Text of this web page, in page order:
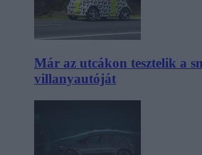
Már az utcákon tesztelik a
villanyautóját